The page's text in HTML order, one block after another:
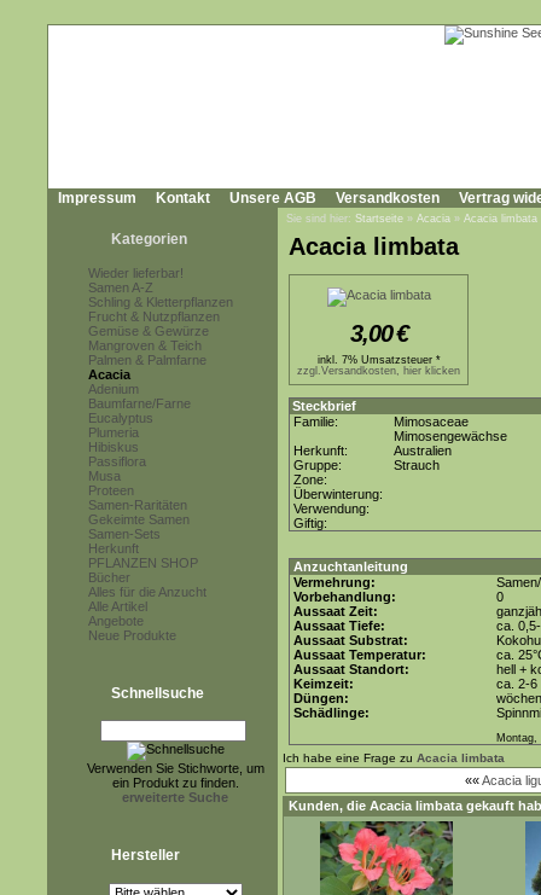
Impressum Kontakt Unsere AGB Versandkosten Vertrag
Kategorien
Wieder lieferbar!
Samen A-Z
Schling & Kletterpflanzen
Frucht & Nutzpflanzen
Gemüse & Gewürze
Mangroven & Teich
Palmen & Palmfarne
Acacia
Adenium
Baumfarne/Farne
Eucalyptus
Plumeria
Hibiskus
Passiflora
Musa
Proteen
Samen-Raritäten
Gekeimte Samen
Samen-Sets
Herkunft
PFLANZEN SHOP
Bücher
Alles für die Anzucht
Alle Artikel
Angebote
Neue Produkte
Schnellsuche
Verwenden Sie Stichworte, um
ein Produkt zu finden.
erweiterte Suche
Hersteller
Sie sind hier: Startseite » Acacia » Acacia limbata
Acacia limbata
3,00€
inkl. 7% Umsatzsteuer *
zzgl.Versandkosten, hier klicken
Steckbrief
Familie:
Mimosaceae
Mimosengewächse
Herkunft:
Australien
Gruppe:
Strauch
Zone:
Überwinterung:
Verwendung:
Giftig:
Anzuchtanleitung
Vermehrung:
Vorbehandlung:
0
Aussaat Zeit:
Aussaat Tiefe:
ca.
Aussaat Substrat:
Aussaat Temperatur:
ca.
Aussaat Standort:
hell +
Keimzeit:
ca. 2-6
Düngen:
Schädlinge:
Montag,
Ich habe eine Frage zu Acacia limbata
««Acacia
Kunden, die Acacia limbata gekauft